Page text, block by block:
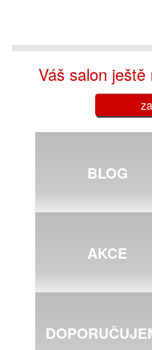
Váš salon
BLOG
AKCE